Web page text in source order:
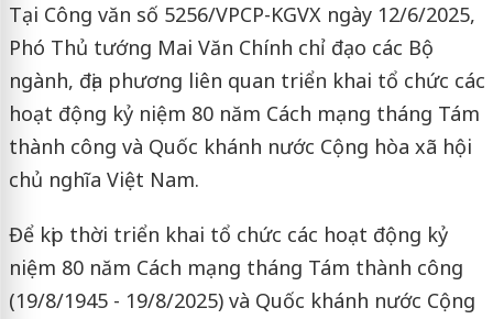
Tại Công văn số 5256/VPCP-KGVX ngày 12/6/2025,
Phó Thủ tướng Mai Văn Chính chỉ đạo các Bộ
ngành, địa phương liên quan triển khai tổ chức các
hoạt động kỷ niệm 80 năm Cách mạng tháng Tám
thành công và Quốc khánh nước Cộng hòa xã hội
chủ nghĩa Việt Nam.
Để kịp thời triển khai tổ chức các hoạt động kỷ
niệm 80 năm Cách mạng tháng Tám thành công
(19/8/1945 - 19/8/2025) và Quốc khánh nước Cộng